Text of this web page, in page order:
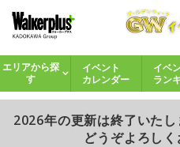
エリアから探
す
イベント
カレンダー
イベ
ラン
2026年の更新は終了いた
どうぞよろしく